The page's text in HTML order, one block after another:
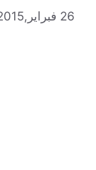
26 فبراير,2015